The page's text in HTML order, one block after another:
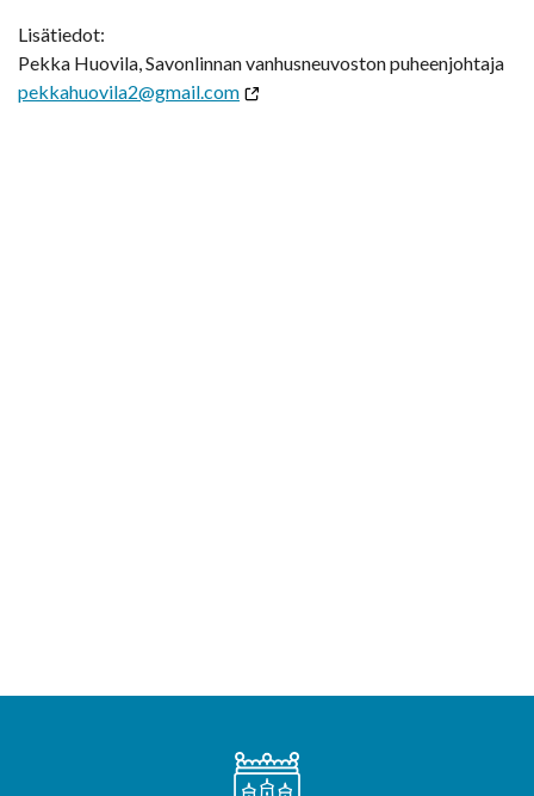
Lisätiedot:
Pekka Huovila, Savonlinnan vanhusneuvoston puheenjohtaja
pekkahuovila2@gmail.com